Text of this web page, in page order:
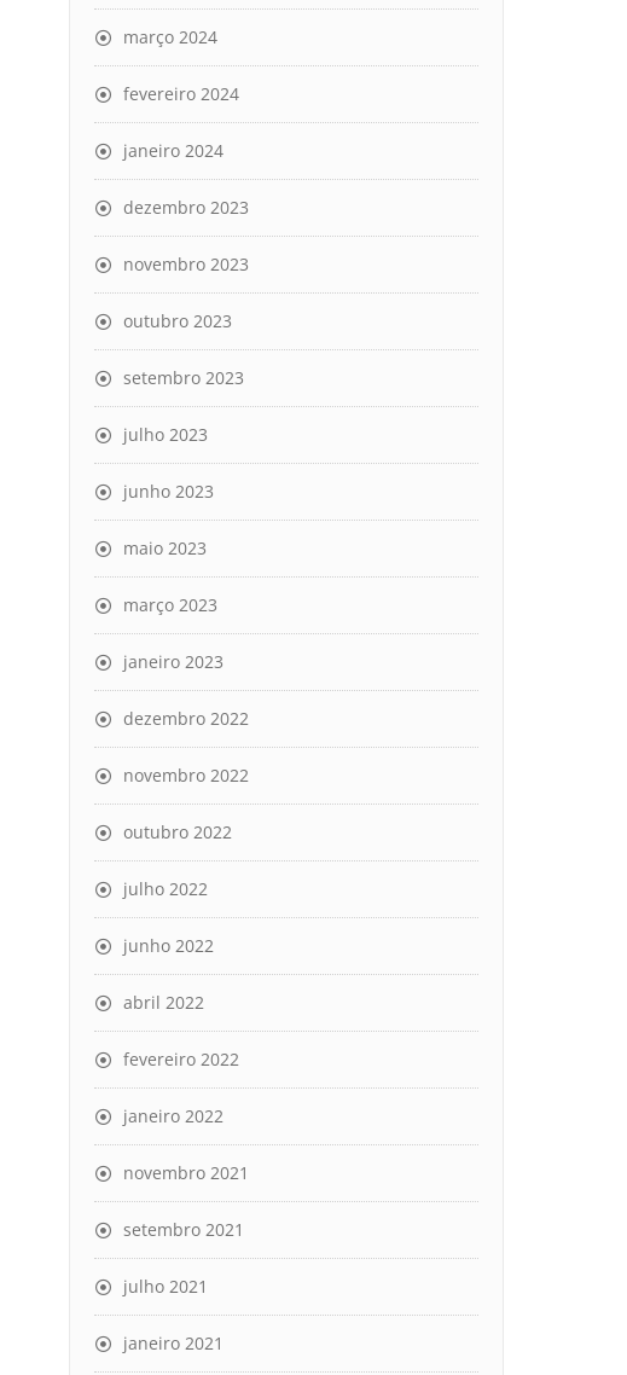
março 2024
fevereiro 2024
janeiro 2024
dezembro 2023
novembro 2023
outubro 2023
setembro 2023
julho 2023
junho 2023
maio 2023
março 2023
janeiro 2023
dezembro 2022
novembro 2022
outubro 2022
julho 2022
junho 2022
abril 2022
fevereiro 2022
janeiro 2022
novembro 2021
setembro 2021
julho 2021
janeiro 2021